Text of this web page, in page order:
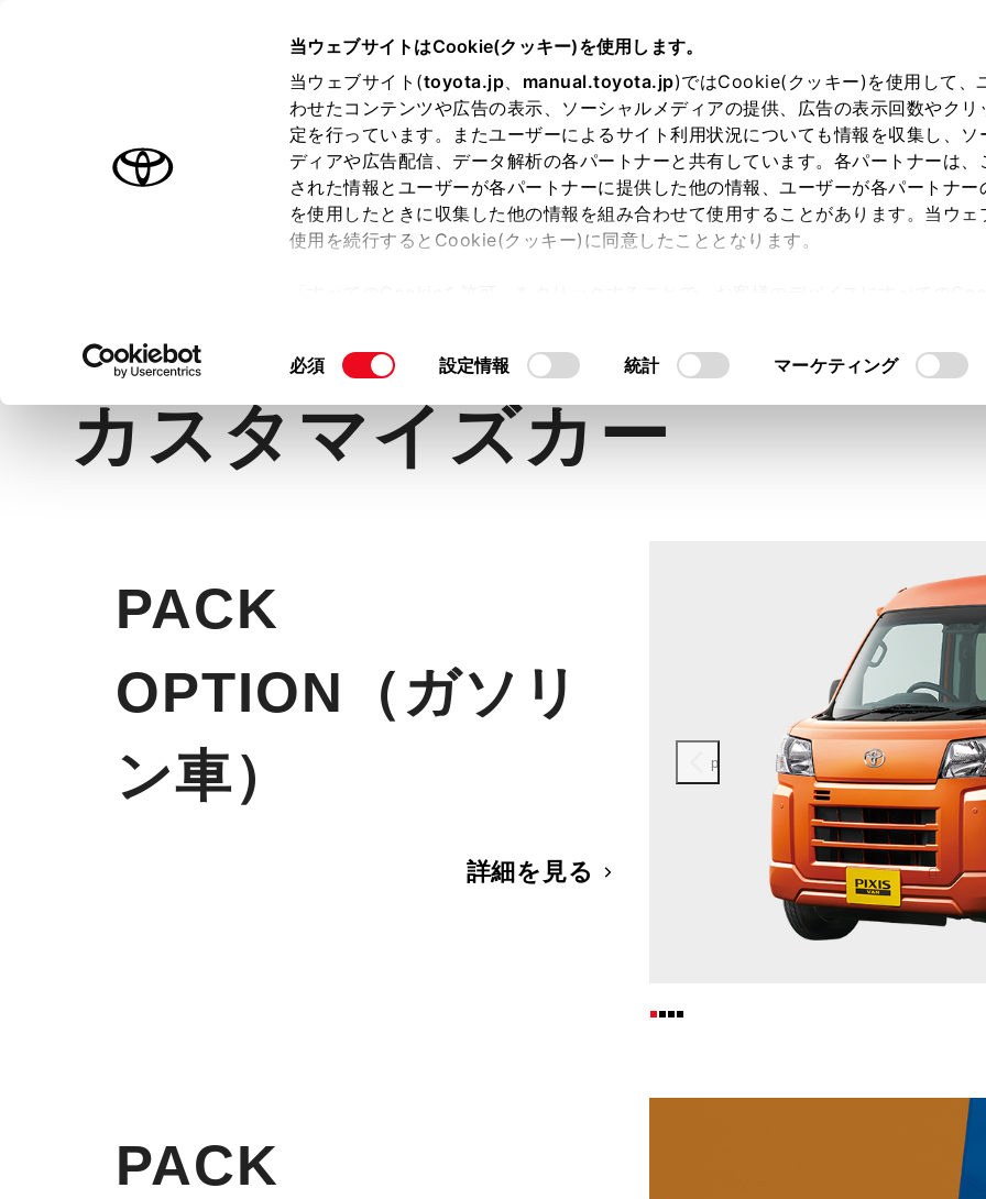
当ウェブサイトはCookie(クッキー)を使用します。
当ウェブサイト(toyota.jp、 manual.toyota.jp)ではCookie(クッキー)を使用して、
わせたコンテンツや広告の表示、ソーシャルメディアの提供、広告の表示回数やクリ
定を行っています。またユーザーによるサイト利用状況についても情報を収集し、ソ
ディアや広告配信、データ解析の各パートナーと共有しています。各パートナーは、
された情報とユーザーが各パートナーに提供した他の情報、ユーザーが各パートナー
を使用したときに収集した他の情報を組み合わせて使用することがあります。当ウェ
使用を続行するとCookie(クッキー)に同意したこととなります。
て」をご覧ください。
同
の
必須 設定情報 統計 マーケティング
オーナーサポート トピックス
ピクシス バン
カスタマイズカー
PACK
OPTION（ガソリ
ン車）
詳細を見る
prev
PACK